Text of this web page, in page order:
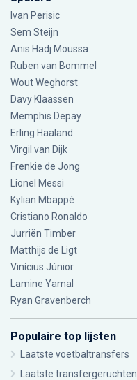
Ivan Perisic
Sem Steijn
Anis Hadj Moussa
Ruben van Bommel
Wout Weghorst
Davy Klaassen
Memphis Depay
Erling Haaland
Virgil van Dijk
Frenkie de Jong
Lionel Messi
Kylian Mbappé
Cristiano Ronaldo
Jurriën Timber
Matthijs de Ligt
Vinícius Júnior
Lamine Yamal
Ryan Gravenberch
Populaire top lijsten
Laatste voetbaltransfers
Laatste transfergeruchten